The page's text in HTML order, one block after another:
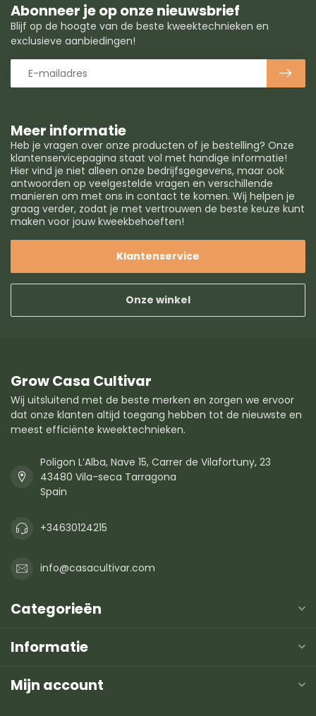
Meer informatie
Heb je vragen over onze producten of je bestelling? Onze
klantenservicepagina staat vol met handige informatie!
Hier vind je niet alleen onze bedrijfsgegevens, maar ook
antwoorden op veelgestelde vragen en verschillende
manieren om met ons in contact te komen. Wij helpen je
graag verder, zodat je met vertrouwen de beste keuze kunt
maken voor jouw kweekbehoeften!
Klantenservice
Onze winkel
Abonneer je op onze nieuwsbrief
Blijf op de hoogte van de beste kweektechnieken en
exclusieve aanbiedingen!
Grow Casa Cultivar
Wij uitsluitend met de beste merken en zorgen we ervoor
dat onze klanten altijd toegang hebben tot de nieuwste en
meest efficiënte kweektechnieken.
Poligon L’Alba, Nave 15, Carrer de Vilafortuny, 23
43480 Vila-seca Tarragona
Spain
+34630124215
info@casacultivar.com
Categorieën
Informatie
Mijn account